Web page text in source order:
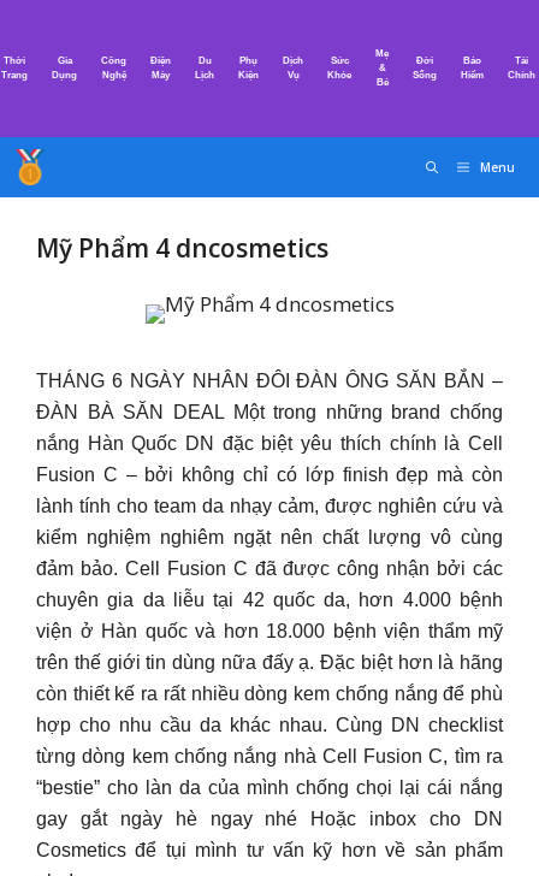
nội
Thời
Trang
Gia
Dụng
Công
Nghệ
Điện
Máy
Du
Lịch
Phụ
Kiện
Dịch
Vụ
Sức
Khỏe
Mẹ
&
Bé
Đời
Sống
Bảo
Hiểm
Tài
Chính
Menu
Mỹ Phẩm 4 dncosmetics
THÁNG 6 NGÀY NHÂN ĐÔI ĐÀN ÔNG SĂN BẮN –
ĐÀN BÀ SĂN DEAL Một trong những brand chống
nắng Hàn Quốc DN đặc biệt yêu thích chính là Cell
Fusion C – bởi không chỉ có lớp finish đẹp mà còn
lành tính cho team da nhạy cảm, được nghiên cứu và
kiểm nghiệm nghiêm ngặt nên chất lượng vô cùng
đảm bảo. Cell Fusion C đã được công nhận bởi các
chuyên gia da liễu tại 42 quốc da, hơn 4.000 bệnh
viện ở Hàn quốc và hơn 18.000 bệnh viện thẩm mỹ
trên thế giới tin dùng nữa đấy ạ. Đặc biệt hơn là hãng
còn thiết kế ra rất nhiều dòng kem chống nắng để phù
hợp cho nhu cầu da khác nhau. Cùng DN checklist
từng dòng kem chống nắng nhà Cell Fusion C, tìm ra
“bestie” cho làn da của mình chống chọi lại cái nắng
gay gắt ngày hè ngay nhé Hoặc inbox cho DN
Cosmetics để tụi mình tư vấn kỹ hơn về sản phẩm